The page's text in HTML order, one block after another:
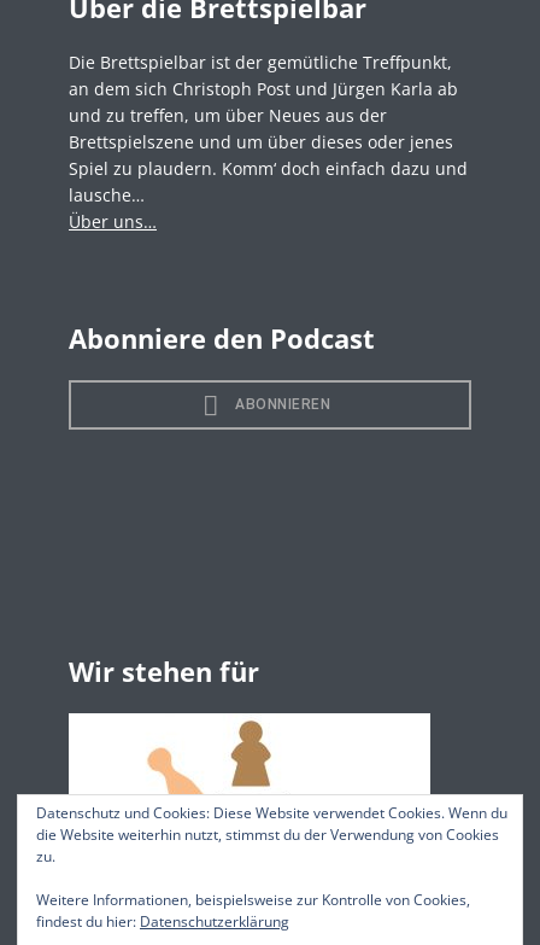
Über die Brettspielbar
Die Brettspielbar ist der gemütliche Treffpunkt,
an dem sich Christoph Post und Jürgen Karla ab
und zu treffen, um über Neues aus der
Brettspielszene und um über dieses oder jenes
Spiel zu plaudern. Komm‘ doch einfach dazu und
lausche…
Über uns…
Abonniere den Podcast
Wir stehen für
Datenschutz und Cookies: Diese Website verwendet Cookies. Wenn du
die Website weiterhin nutzt, stimmst du der Verwendung von Cookies
zu.
Weitere Informationen, beispielsweise zur Kontrolle von Cookies,
findest du hier: Datenschutzerklärung